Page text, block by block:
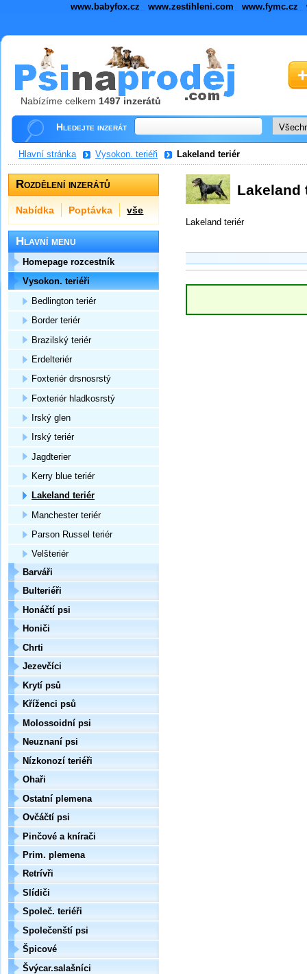
www.babyfox.cz www.zestihleni.com www.fymc.cz
Nabízíme celkem 1497 inzerátů
Hledejte inzerát
Hlavní stránka Vysokon. teriéři Lakeland teriér
Lakeland
Lakeland teriér
Rozdělení inzerátů
Nabídka Poptávka vše
Hlavní menu
Homepage rozcestník
Vysokon. teriéři
Bedlington teriér
Border teriér
Brazilský teriér
Erdelteriér
Foxteriér drsnosrstý
Foxteriér hladkosrstý
Irský glen
Irský teriér
Jagdterier
Kerry blue teriér
Lakeland teriér
Manchester teriér
Parson Russel teriér
Velšteriér
Barváři
Bulteriéři
Honáčtí psi
Honiči
Chrti
Jezevčíci
Krytí psů
Kříženci psů
Molossoidní psi
Neuznaní psi
Nízkonozí teriéři
Ohaři
Ostatní plemena
Ovčáčtí psi
Pinčové a knírači
Prim. plemena
Retrívři
Slídiči
Společ. teriéři
Společenští psi
Špicové
Švýcar.salašníci